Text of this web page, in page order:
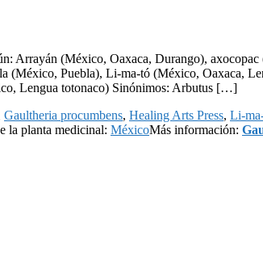
Arrayán (México, Oaxaca, Durango),
Puebla), Li-ma-tó (México, Oaxaca,
Lengua totonaco) Sinónimos: Arbutus […]
Gaultheria procumbens, Healing Arts Press, Li-
la planta medicinal: MéxicoMás información: